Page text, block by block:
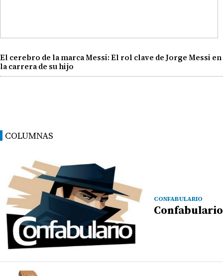
El cerebro de la marca Messi: El rol clave de Jorge Messi en
la carrera de su hijo
COLUMNAS
CONFABULARIO
Confabulario